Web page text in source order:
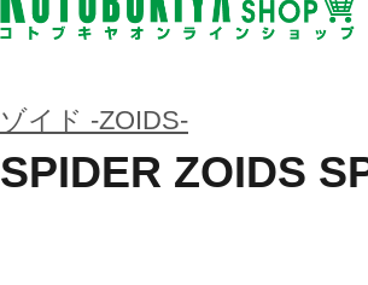
ゾイド -ZOIDS-
SPIDER ZOIDS